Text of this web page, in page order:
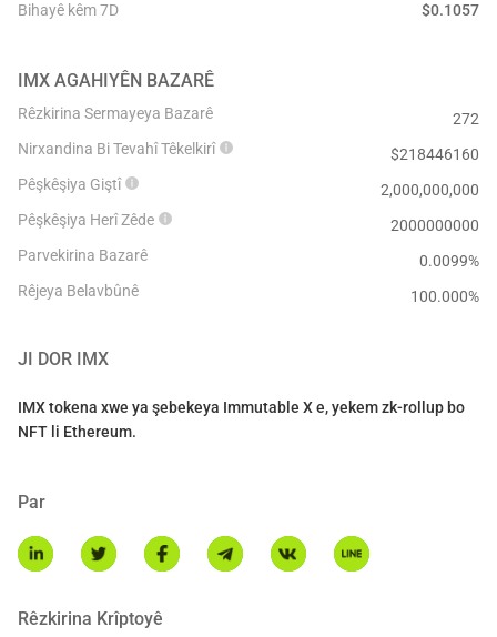
Bihayê kêm 7D
$0.1057
IMX AGAHIYÊN BAZARÊ
Rêzkirina Sermayeya Bazarê
272
Nirxandina Bi Tevahî Têkelkirî
$218446160
Pêşkêşiya Giştî
2,000,000,000
Pêşkêşiya Herî Zêde
2000000000
Parvekirina Bazarê
0.0099%
Rêjeya Belavbûnê
100.000%
JI DOR IMX
IMX tokena xwe ya şebekeya Immutable X e, yekem zk-rollup bo
NFT li Ethereum.
Par
Rêzkirina Krîptoyê